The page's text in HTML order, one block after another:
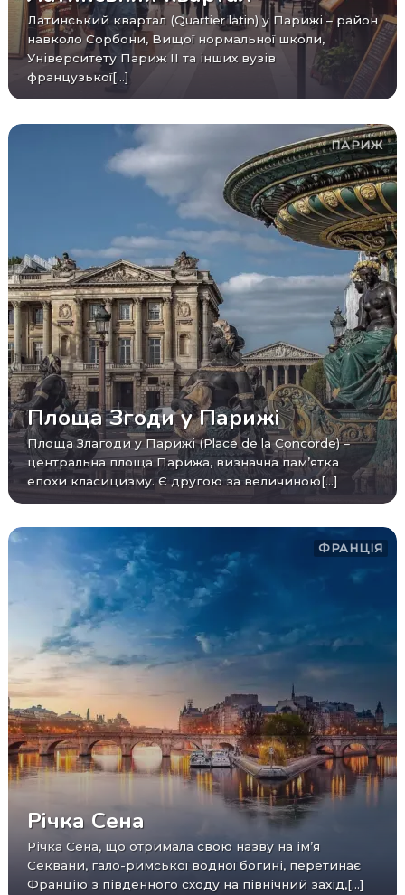
Латинський квартал (Quartier latin) у Парижі – район
навколо Сорбони, Вищої нормальної школи,
Університету Париж II та інших вузів
французької[...]
ПАРИЖ
Площа Згоди у Парижі
Площа Злагоди у Парижі (Place de la Concorde) –
центральна площа Парижа, визначна пам’ятка
епохи класицизму. Є другою за величиною[...]
ФРАНЦІЯ
Річка Сена
Річка Сена, що отримала свою назву на ім’я
Секвани, гало-римської водної богині, перетинає
Францію з південного сходу на північний захід,[...]